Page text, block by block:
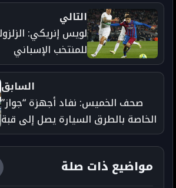
التالي
لويس إنريكي:
للمنتخب الإسباني
السابق
صحف الخميس: نفاد أجهزة “جواز”
الخاصة بالطرق السيارة يصل إلى قبة
البرلمان
مواضيع ذات صلة